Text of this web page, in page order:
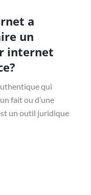
a
un
internet
qui
fait ou d’une
un outil juridique